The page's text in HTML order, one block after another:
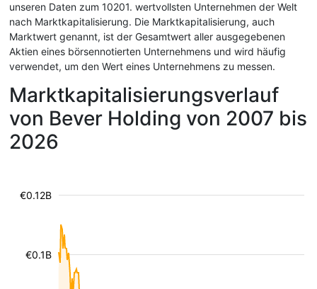
unseren Daten zum 10201. wertvollsten Unternehmen der Welt
nach Marktkapitalisierung. Die Marktkapitalisierung, auch
Marktwert genannt, ist der Gesamtwert aller ausgegebenen
Aktien eines börsennotierten Unternehmens und wird häufig
verwendet, um den Wert eines Unternehmens zu messen.
Marktkapitalisierungsverlauf
von Bever Holding von 2007 bis
2026
€0.1B
€0.12B